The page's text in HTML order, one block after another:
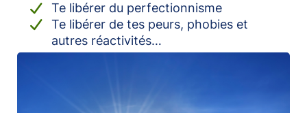
Te libérer du perfectionnisme
Te libérer de tes peurs, phobies et
autres réactivités…